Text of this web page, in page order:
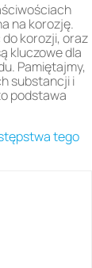
na korozję.
korozji, oraz
kluczowe dla
Pamiętajmy,
substancji i
podstawa
tego